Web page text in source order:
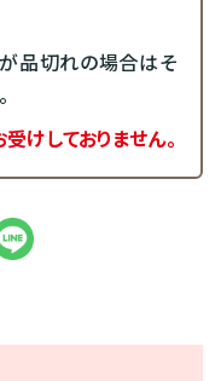
品切れの場合はそ
けしておりません。